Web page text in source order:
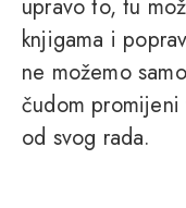
upravo to, tu
knjigama i
ne možemo
čudom
od svog rada.